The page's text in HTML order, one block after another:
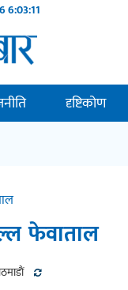
6:03:12
दृष्टिकोण
फेवाताल